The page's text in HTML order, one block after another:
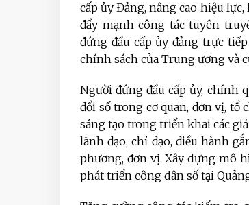
cấp ủy Đảng, nâng cao hiệu
đẩy mạnh công tác tuyên
đứng đầu cấp ủy đảng trực
chính sách của Trung ương và
Người đứng đầu cấp ủy, chính
đổi số trong cơ quan, đơn vị, tổ
sáng tạo trong triển khai các
lãnh đạo, chỉ đạo, điều hành
phương, đơn vị. Xây dựng mô
phát triển công dân số tại